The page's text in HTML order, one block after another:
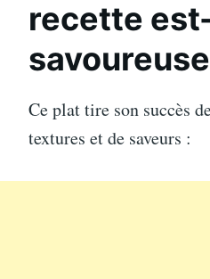
recette
Ce plat tire son succès
textures et de saveurs :